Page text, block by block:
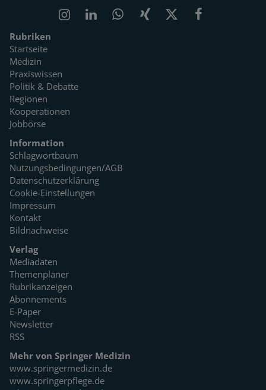
Rubriken
Startseite
Medizin
Praxiswissen
Politik & Debatte
Regionen
Kooperationen
Jobbörse
Information
Schlagwortbaum
Nutzungsbedingungen/AGB
Datenschutzerklärung
Cookie-Einstellungen
Impressum
Kontakt
Bildnachweise
Verlag
Mediadaten
Themenplaner
Rubrikanzeigen
Abonnements
E-Paper
Newsletter
RSS
Mehr von Springer Medizin
www.springermedizin.de
www.springerpflege.de